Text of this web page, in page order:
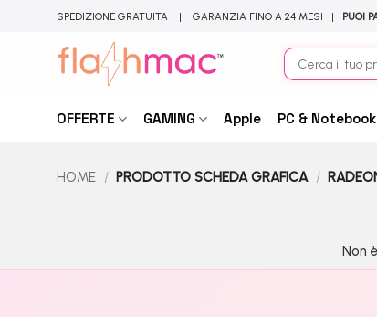
SPEDIZIONE GRATUITA | GARANZIA FINO A 24 MESI | PUOI
Cerca:
OFFERTE GAMING Apple PC & Notebook
HOME / PRODOTTO SCHEDA GRAFICA /
Non